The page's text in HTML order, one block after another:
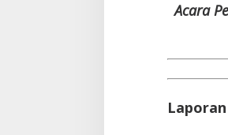
Acara